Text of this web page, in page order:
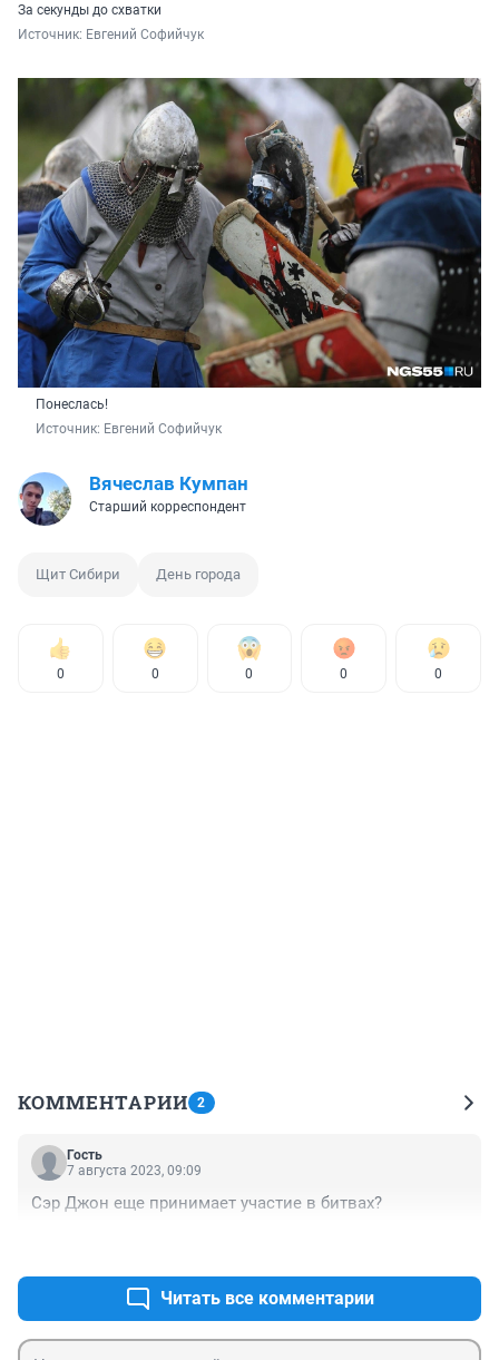
За секунды до схватки
Источник: Евгений Софийчук
Понеслась!
Источник: Евгений Софийчук
Вячеслав Кумпан
Старший корреспондент
Щит Сибири День города
0 0 0 0 0
КОММЕНТАРИИ 2
Гость
7 августа 2023, 09:09
Сэр Джон еще принимает участие в битвах?
Читать все комментарии